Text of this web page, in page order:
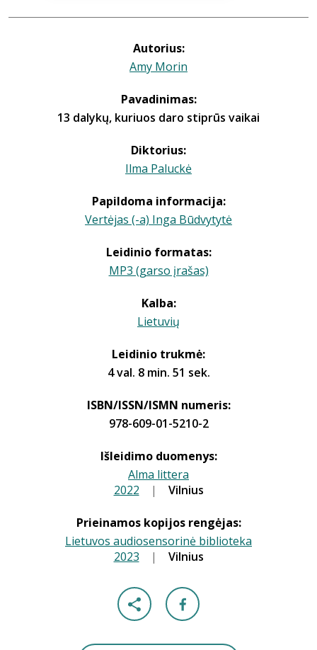
Autorius:
Amy Morin
Pavadinimas:
13 dalykų, kuriuos daro stiprūs vaikai
Diktorius:
Ilma Paluckė
Papildoma informacija:
Vertėjas (-a) Inga Būdvytytė
Leidinio formatas:
MP3 (garso įrašas)
Kalba:
Lietuvių
Leidinio trukmė:
4 val. 8 min. 51 sek.
ISBN/ISSN/ISMN numeris:
978-609-01-5210-2
Išleidimo duomenys:
Alma littera
2022 | Vilnius
Prieinamos kopijos rengėjas:
Lietuvos audiosensorinė biblioteka
2023 | Vilnius